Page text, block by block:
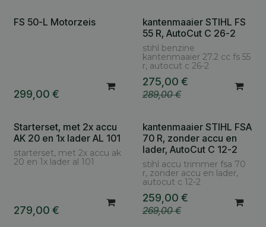
FS 50-L Motorzeis
299,00 €
kantenmaaier STIHL FS
55 R, AutoCut C 26-2
stihl benzine
kantenmaaier 27.2 cc fs 55
r, autocut c 26-2
275,00 €
289,00€
Starterset, met 2x accu
AK 20 en 1x lader AL 101
starterset, met 2x accu ak
20 en 1x lader al 101
279,00 €
kantenmaaier STIHL FSA
70 R, zonder accu en
lader, AutoCut C 12-2
stihl accu trimmer fsa 70
r, zonder accu en lader,
autocut c 12-2
259,00 €
269,00€